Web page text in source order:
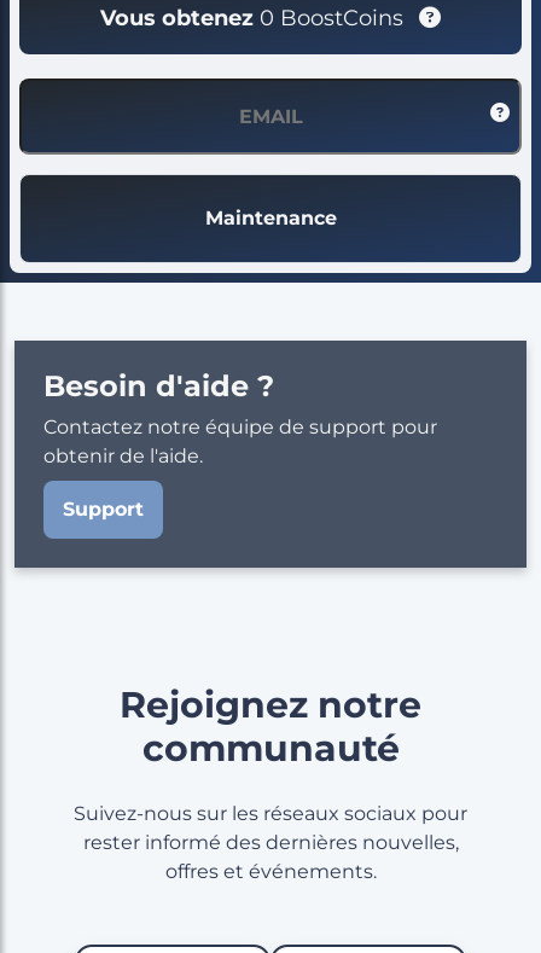
Vous obtenez 0 BoostCoins
Maintenance
Besoin d'aide ?
Contactez notre équipe de support pour
obtenir de l'aide.
Support
Rejoignez notre
communauté
Suivez-nous sur les réseaux sociaux pour
rester informé des dernières nouvelles,
offres et événements.